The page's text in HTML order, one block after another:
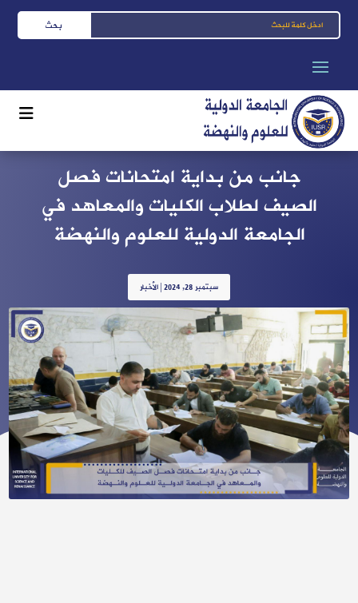
جانب من بداية امتحانات فصل
الصيف لطلاب الكليات والمعاهد في
الجامعة الدولية للعلوم والنهضة
سبتمبر 28, 2024 |الأخبار